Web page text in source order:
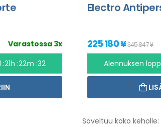
Varastossa 3x
:21h :22m :31
Electro
225 180 ¥345 847 ¥
Alennuksen
Soveltuu koko keholle: